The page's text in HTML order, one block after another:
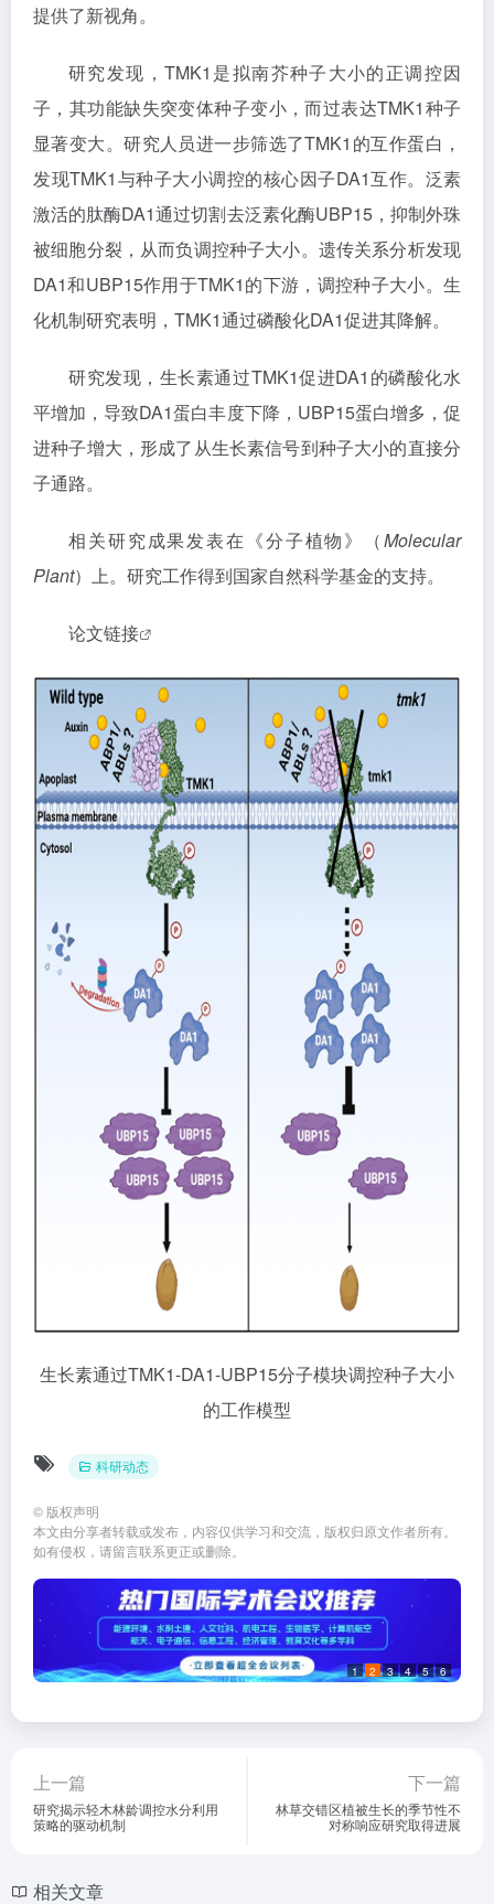
提供了新视角。
研究发现，TMK1是拟南芥种子大小的正调控因
子，其功能缺失突变体种子变小，而过表达TMK1种子
显著变大。研究人员进一步筛选了TMK1的互作蛋白，
发现TMK1与种子大小调控的核心因子DA1互作。泛素
激活的肽酶DA1通过切割去泛素化酶UBP15，抑制外珠
被细胞分裂，从而负调控种子大小。遗传关系分析发现
DA1和UBP15作用于TMK1的下游，调控种子大小。生
化机制研究表明，TMK1通过磷酸化DA1促进其降解。
研究发现，生长素通过TMK1促进DA1的磷酸化水
平增加，导致DA1蛋白丰度下降，UBP15蛋白增多，促
进种子增大，形成了从生长素信号到种子大小的直接分
子通路。
相关研究成果发表在《分子植物》（Molecular
Plant）上。研究工作得到国家自然科学基金的支持。
论文链接
生长素通过TMK1-DA1-UBP15分子模块调控种子大小
的工作模型
科研动态
© 版权声明
本文由分享者转载或发布，内容仅供学习和交流，版权归原文作者所有。
如有侵权，请留言联系更正或删除。
1 2 3 4 5 6
上一篇
研究揭示轻木林龄调控水分利用
策略的驱动机制
下一篇
林草交错区植被生长的季节性不
对称响应研究取得进展
相关文章